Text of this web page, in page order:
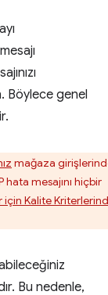
Böylece genel
mağaza
hata mesajını hiçbir
için Kalite
Bu nedenle,